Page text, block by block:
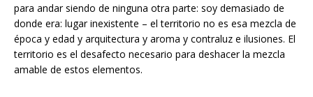
para andar siendo de ninguna otra parte: soy demasiado de
donde era: lugar inexistente – el territorio no es esa mezcla de
época y edad y arquitectura y aroma y contraluz e ilusiones. El
territorio es el desafecto necesario para deshacer la mezcla
amable de estos elementos.